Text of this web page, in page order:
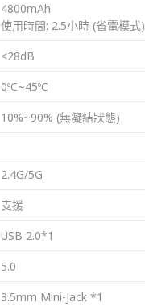
4800mAh
使用時間: 2.5小時 (省電模式)
<28dB
0ºC~45ºC
10%~90% (無凝結狀態)
2.4G/5G
支援
USB 2.0*1
5.0
3.5mm Mini-Jack *1